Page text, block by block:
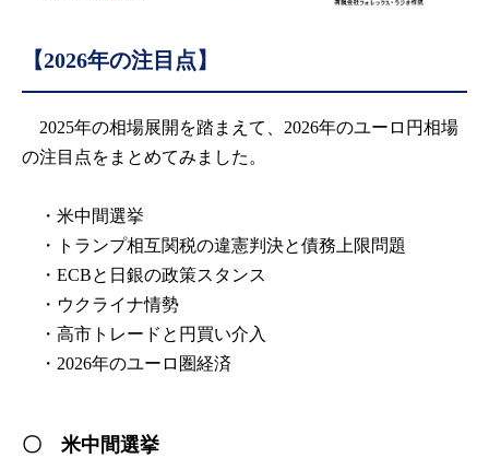
【2026年の注目点】
2025年の相場展開を踏まえて、2026年のユーロ円相場
の注目点をまとめてみました。
・米中間選挙
・トランプ相互関税の違憲判決と債務上限問題
・ECBと日銀の政策スタンス
・ウクライナ情勢
・高市トレードと円買い介入
・2026年のユーロ圏経済
〇 米中間選挙